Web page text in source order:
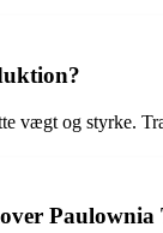
vægt og styrke.
Paulownia